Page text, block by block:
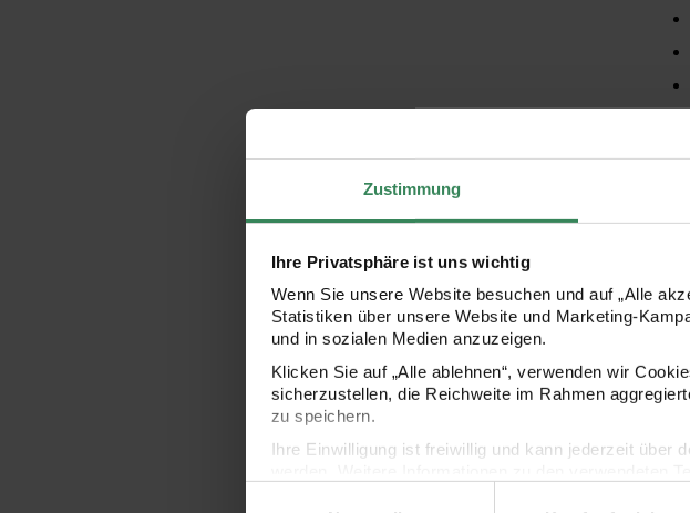
Zustimmung
Ihre Privatsphäre ist uns wichtig
Wenn Sie unsere Website besuchen und auf „Alle
Statistiken über unsere Website und Marketing-
und in sozialen Medien anzuzeigen.
Klicken Sie auf „Alle ablehnen“, verwenden wir
sicherzustellen, die Reichweite im Rahmen
zu speichern.
Ihre Einwilligung ist freiwillig und kann jederzeit über